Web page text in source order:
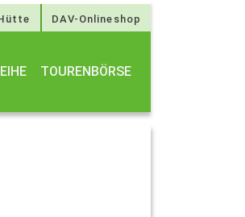
DAV-Onlineshop
TOURENBÖRSE